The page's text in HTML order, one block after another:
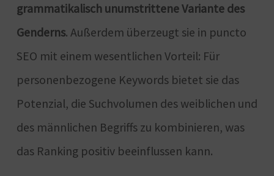
grammatikalisch unumstrittene Variante des
Genderns. Außerdem überzeugt sie in puncto
SEO mit einem wesentlichen Vorteil: Für
personenbezogene Keywords bietet sie das
Potenzial, die Suchvolumen des weiblichen und
des männlichen Begriffs zu kombinieren, was
das Ranking positiv beeinflussen kann.